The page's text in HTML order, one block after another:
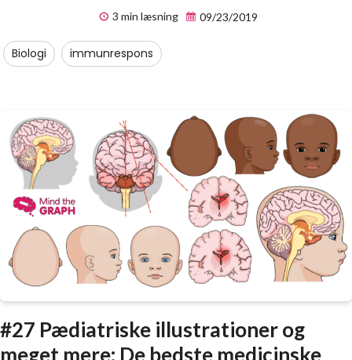
3 min læsning 09/23/2019
Biologi immunrespons
#27 Pædiatriske illustrationer og
meget mere: De bedste medicinske